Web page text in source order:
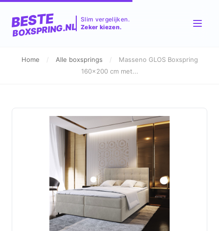
BESTE
BOXSPRING.NL
Slim vergelijken.
Zeker kiezen.
Home / Alle boxsprings /
Masseno GLOS Boxspring
160x200 cm met...